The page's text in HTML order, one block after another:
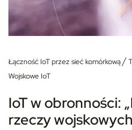
Łączność IoT przez sieć komórkową/
Wojskowe IoT
IoT w obronności:
rzeczy